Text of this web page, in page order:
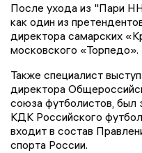
После ухода из "Пари
как один из
директора самарских
московского «Торпедо».
Также специалист
директора
союза футболистов,
КДК Российского
входит в состав
спорта России.